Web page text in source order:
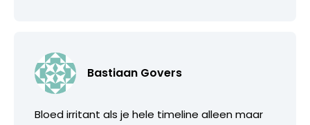
Bastiaan Govers
Bloed irritant als je hele timeline alleen maar